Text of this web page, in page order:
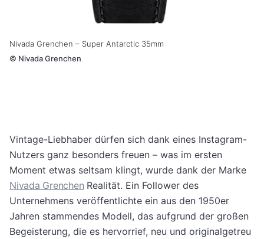
Nivada Grenchen – Super Antarctic 35mm
© Nivada Grenchen
Vintage-Liebhaber dürfen sich dank eines Instagram-
Nutzers ganz besonders freuen – was im ersten
Moment etwas seltsam klingt, wurde dank der Marke
Nivada Grenchen Realität. Ein Follower des
Unternehmens veröffentlichte ein aus den 1950er
Jahren stammendes Modell, das aufgrund der großen
Begeisterung, die es hervorrief, neu und originalgetreu